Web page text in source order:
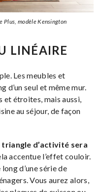
Plus, modèle Kensington
LINÉAIRE
Les meubles et
d’un seul et même mur.
et étroites, mais aussi,
au séjour, de façon
d’activité sera
accentue l’effet couloir.
d’une série de
Vous aurez alors,